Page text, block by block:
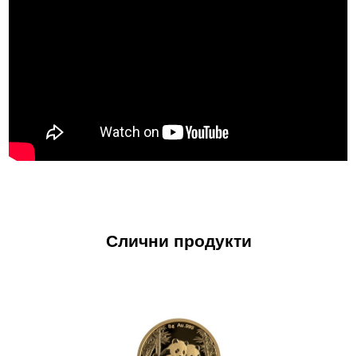
Слични продукти